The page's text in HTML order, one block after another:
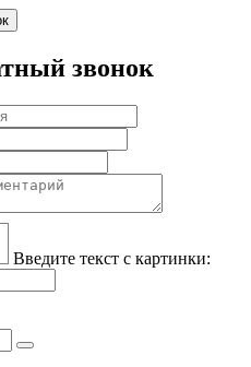
звонок
Введите текст с картинки: